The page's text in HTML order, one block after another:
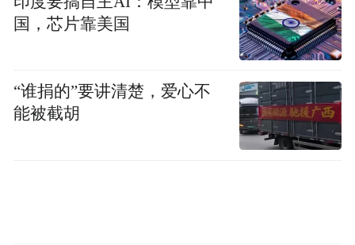
民宿的房型多样，设计独特，沉浸式野奢山
景大床房，拥有通透的落地窗，原木色与浓
绿森景巧妙结合，让游客在疲惫的游玩之后
国，芯片靠美国
“谁捐的”要讲清楚，爱心不
能被截胡